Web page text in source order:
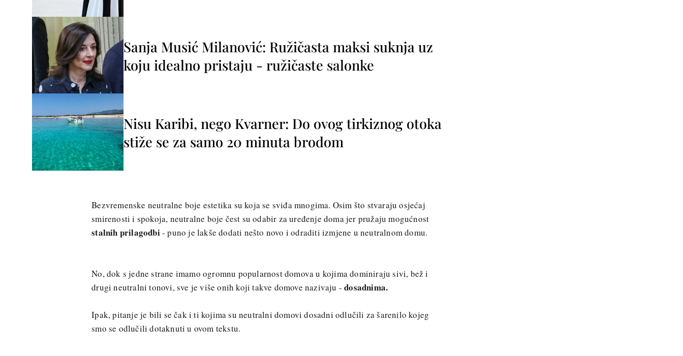
Sanja Musić Milanović: Ružičasta maksi suknja uz
koju idealno pristaju - ružičaste salonke
Nisu Karibi, nego Kvarner: Do ovog tirkiznog otoka
stiže se za samo 20 minuta brodom
Bezvremenske neutralne boje estetika su koja se sviđa mnogima. Osim što stvaraju osjećaj
smirenosti i spokoja, neutralne boje čest su odabir za uređenje doma jer pružaju mogućnost
stalnih prilagodbi- puno je lakše dodati nešto novo i odraditi izmjene u neutralnom domu.
No, dok s jedne strane imamo ogromnu popularnost domova u kojima dominiraju sivi, bež i
drugi neutralni tonovi, sve je više onih koji takve domove nazivaju -dosadnima.
Ipak, pitanje je bili se čak i ti kojima su neutralni domovi dosadni odlučili za šarenilo kojeg
smo se odlučili dotaknuti u ovom tekstu.